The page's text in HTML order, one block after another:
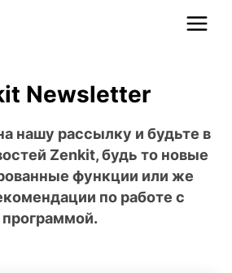
Newsletter
нашу рассылку и будьте в
Zenkit, будь то новые
функции или же
по работе с
программой.